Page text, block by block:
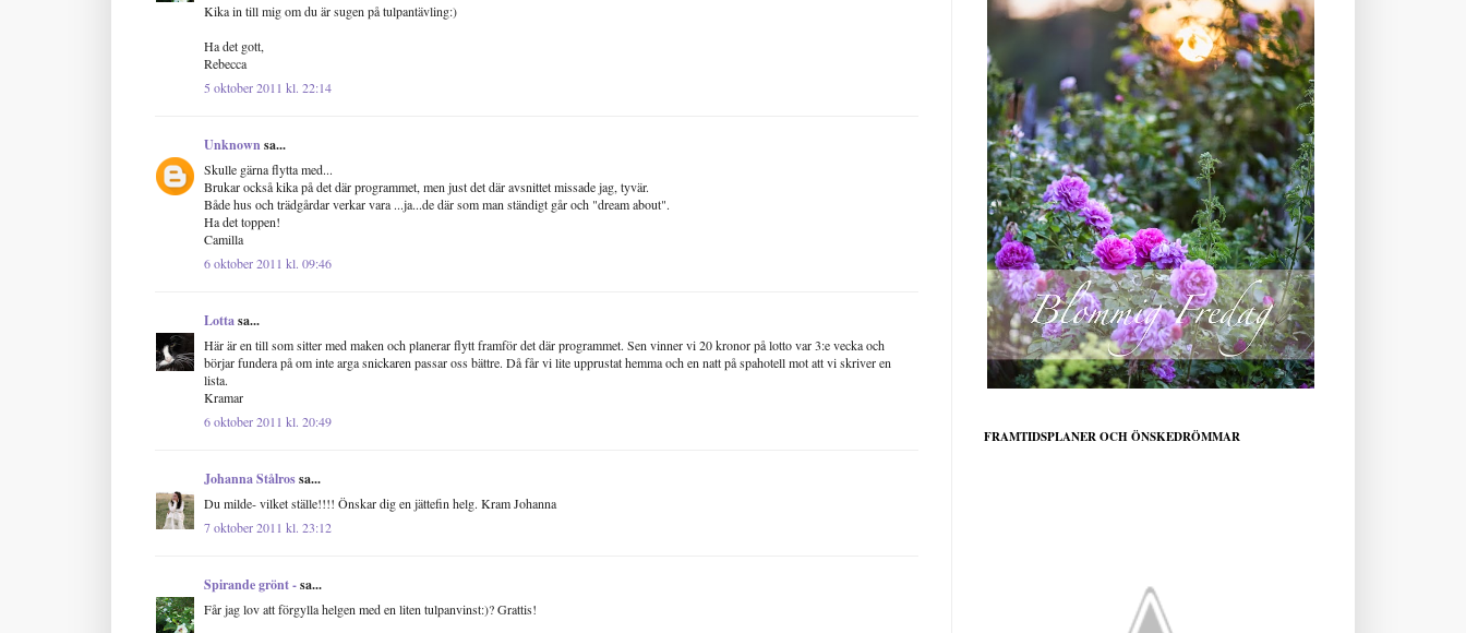
Kika in till mig om du är sugen på tulpantävling:)
Ha det gott,
Rebecca
5 oktober 2011 kl. 22:14
Unknownsa...
Skulle gärna flytta med...
Brukar också kika på det där programmet, men just det där avsnittet missade jag, tyvär.
Både hus och trädgårdar verkar vara ...ja...de där som man ständigt går och "dream about".
Ha det toppen!
Camilla
6 oktober 2011 kl. 09:46
Lottasa...
Här är en till som sitter med maken och planerar flytt framför det där programmet. Sen vinner vi 20 kronor på lotto var 3:e vecka och
börjar fundera på om inte arga snickaren passar oss bättre. Då får vi lite upprustat hemma och en natt på spahotell mot att vi skriver en
lista.
Kramar
6 oktober 2011 kl. 20:49
Johanna Stålrossa...
Du milde- vilket ställe!!!! Önskar dig en jättefin helg. Kram Johanna
7 oktober 2011 kl. 23:12
Spirande grönt -sa...
Får jag lov att förgylla helgen med en liten tulpanvinst:)? Grattis!
FRAMTIDSPLANER OCH ÖNSKEDRÖMMAR